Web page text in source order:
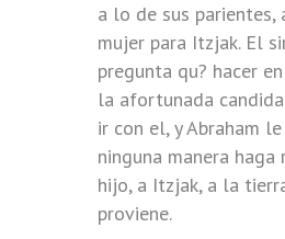
a lo de sus parientes,
mujer para Itzjak. El
pregunta qu? hacer
la afortunada
ir con el, y Abraham
ninguna manera haga
hijo, a Itzjak, a la
proviene.